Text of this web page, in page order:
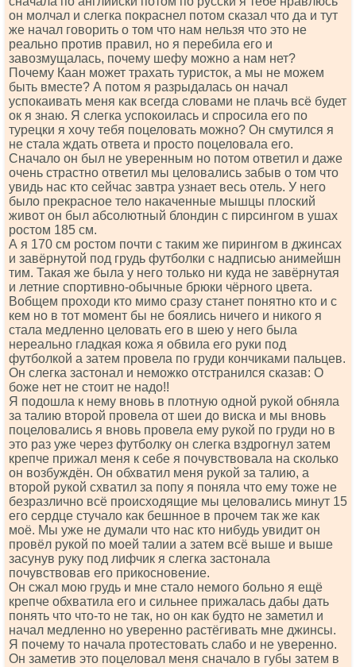
он молчал и слегка покраснел потом сказал что да и тут
же начал говорить о том что нам нельзя что это не
реально против правил, но я перебила его и
завозмущалась, почему шефу можно а нам нет?
Почему Каан может трахать туристок, а мы не можем
быть вместе? А потом я разрыдалась он начал
успокаивать меня как всегда словами не плачь всё будет
ок я знаю. Я слегка успокоилась и спросила его по
турецки я хочу тебя поцеловать можно? Он смутился я
не стала ждать ответа и просто поцеловала его.
Сначало он был не уверенным но потом ответил и даже
очень страстно ответил мы целовались забыв о том что
увидь нас кто сейчас завтра узнает весь отель. У него
было прекрасное тело накаченные мышцы плоский
живот он был абсолютный блондин с пирсингом в ушах
ростом 185 см.
А я 170 см ростом почти с таким же пирингом в джинсах
и завёрнутой под грудь футболки с надписью анимейшн
тим. Такая же была у него только ни куда не завёрнутая
и летние спортивно-обычные брюки чёрного цвета.
Вобщем проходи кто мимо сразу станет понятно кто и с
кем но в тот момент бы не боялись ничего и никого я
стала медленно целовать его в шею у него была
нереально гладкая кожа я обвила его руки под
футболкой а затем провела по груди кончиками пальцев.
Он слегка застонал и неможко отстранился сказав: О
боже нет не стоит не надо!!
Я подошла к нему вновь в плотную одной рукой обняла
за талию второй провела от шеи до виска и мы вновь
поцеловались я вновь провела ему рукой по груди но в
это раз уже через футболку он слегка вздрогнул затем
крепче прижал меня к себе я почувствовала на сколько
он возбуждён. Он обхватил меня рукой за талию, а
второй рукой схватил за попу я поняла что ему тоже не
безразлично всё происходящие мы целовались минут 15
его сердце стучало как бешнное в прочем так же как
моё. Мы уже не думали что нас кто нибудь увидит он
провёл рукой по моей талии а затем всё выше и выше
засунув руку под лифчик я слегка застонала
почувствовав его прикосновение.
Он сжал мою грудь и мне стало немого больно я ещё
крепче обхватила его и сильнее прижалась дабы дать
понять что что-то не так, но он как будто не заметил и
начал медленно но уверенно растёгивать мне джинсы.
Я почему то начала протестовать слабо и не уверенно.
Он заметив это поцеловал меня сначало в губы затем в